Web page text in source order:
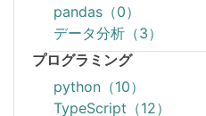
pandas（0）
データ分析（3）
プログラミング
python（10）
TypeScript（12）